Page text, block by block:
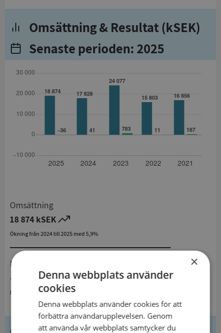
Omsättning & Resultat (kSEK)
Senaste perioden: 2025
Omsättning
18 874 kSEK
Ökning från 2024 till 2025 med 5,9%
Resultat
- 36 kSEK
Minskning från 2024 till 2025
×
Denna webbplats använder
cookies
Denna webbplats använder cookies för att
förbättra användarupplevelsen. Genom
att använda vår webbplats samtycker du